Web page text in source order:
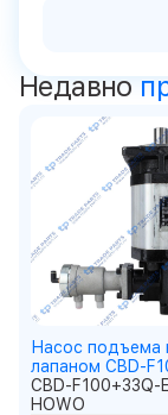
Недавно
Насос подъема
лапаном CBD-
CBD-F100+33Q-
HOWO